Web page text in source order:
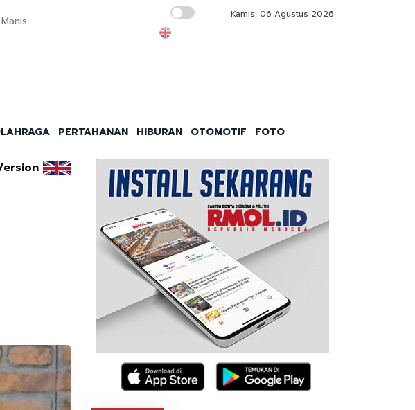
Saham AMD Anjlok 7 Persen, Investor
Kamis, 06 Agustus 2026
PERTAHANAN HIBURAN OTOMOTIF FOTO